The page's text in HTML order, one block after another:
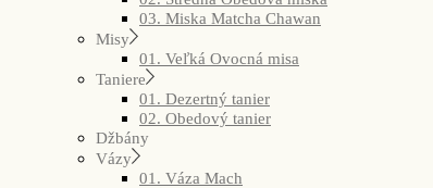
03. Miska Matcha Chawan
Misy
01. Veľká Ovocná misa
Taniere
01. Dezertný tanier
02. Obedový tanier
Džbány
Vázy
01. Váza Mach